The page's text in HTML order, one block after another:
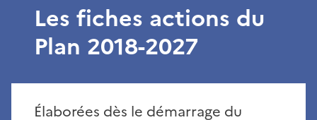
Les fiches actions du
Plan 2018-2027
Élaborées dès le démarrage du